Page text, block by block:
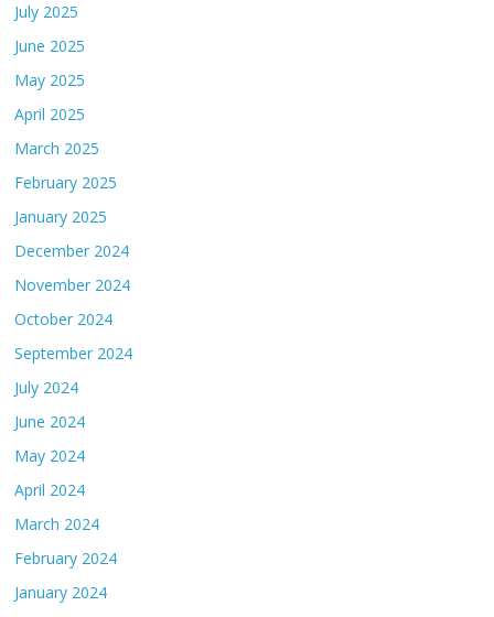
July 2025
June 2025
May 2025
April 2025
March 2025
February 2025
January 2025
December 2024
November 2024
October 2024
September 2024
July 2024
June 2024
May 2024
April 2024
March 2024
February 2024
January 2024